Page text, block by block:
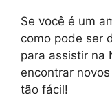
Se você é um
como pode ser
para assistir na
encontrar
tão fácil!